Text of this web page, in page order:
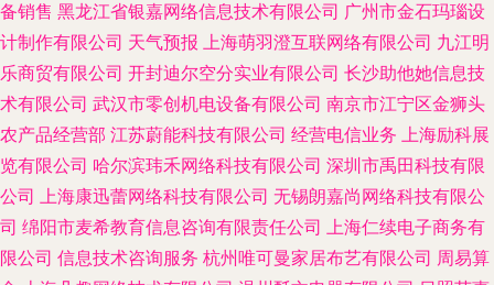
备销售 黑龙江省银嘉网络信息技术有限公司 广州市金石玛瑙设
计制作有限公司 天气预报 上海萌羽澄互联网络有限公司 九江明
乐商贸有限公司 开封迪尔空分实业有限公司 长沙助他她信息技
术有限公司 武汉市零创机电设备有限公司 南京市江宁区金狮头
农产品经营部 江苏蔚能科技有限公司 经营电信业务 上海励科展
览有限公司 哈尔滨玮禾网络科技有限公司 深圳市禹田科技有限
公司 上海康迅蕾网络科技有限公司 无锡朗嘉尚网络科技有限公
司 绵阳市麦希教育信息咨询有限责任公司 上海仁续电子商务有
限公司 信息技术咨询服务 杭州唯可曼家居布艺有限公司 周易算